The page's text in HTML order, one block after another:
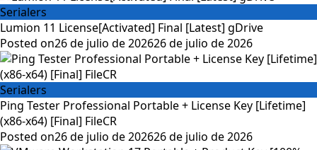
Serialers
Lumion 11 License[Activated] Final [Latest] gDrive
Posted on26 de julio de 202626 de julio de 2026
Serialers
Ping Tester Professional Portable + License Key [Lifetime]
(x86-x64) [Final] FileCR
Posted on26 de julio de 202626 de julio de 2026